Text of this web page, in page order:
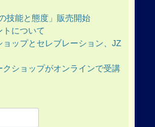
技能と態度」販売開始
トについて
ップとセレブレーション、JZ
ショップがオンラインで受講